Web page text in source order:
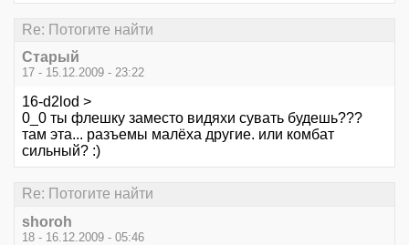
Re: Потогите найти
Старый
17 - 15.12.2009 - 23:22
16-d2lod >
0_0 ты флешку заместо видяхи сувать будешь???
там эта... разъемы малёха другие. или комбат
сильный? :)
Re: Потогите найти
shoroh
18 - 16.12.2009 - 05:46